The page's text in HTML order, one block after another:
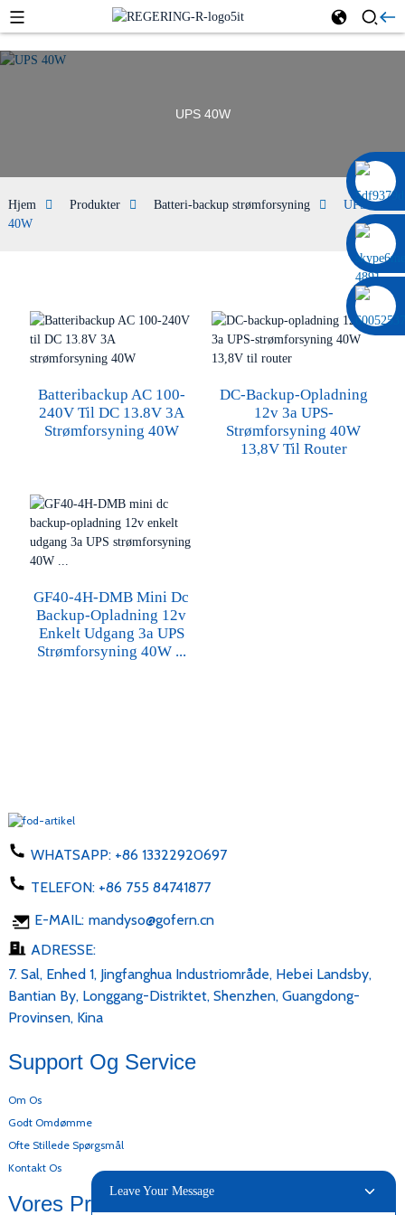
0086 13322920697
UPS 40W
Hjem Produkter Batteri-backup strømforsyning
UPS
40W
Batteribackup AC 100-
240V Til DC 13.8V 3A
Strømforsyning 40W
DC-Backup-Opladning
12v 3a UPS-
Strømforsyning 40W
13,8V Til Router
GF40-4H-DMB Mini Dc
Backup-Opladning 12v
Enkelt Udgang 3a UPS
Strømforsyning 40W ...
WHATSAPP: +86 13322920697
TELEFON: +86 755 84741877
E-MAIL: mandyso@gofern.cn
ADRESSE:
7. Sal, Enhed 1, Jingfanghua Industriområde, Hebei Landsby,
Bantian By, Longgang-Distriktet, Shenzhen, Guangdong-
Provinsen, Kina
Support Og Service
Om Os
Godt Omdømme
Ofte Stillede Spørgsmål
Kontakt Os
Vores Produkter
Leave Your Message